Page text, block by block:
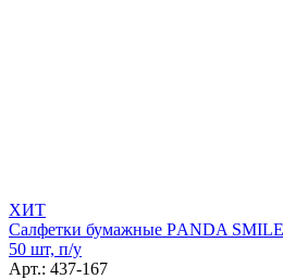
ХИТ
Салфетки бумажные РANDA
50 шт, п/у
Арт.: 437-167